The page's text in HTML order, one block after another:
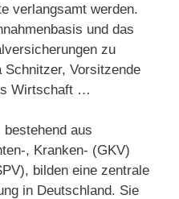
verlangsamt werden.
und das
zu
Schnitzer, Vorsitzende
Wirtschaft …
aus
, Kranken- (GKV)
bilden eine zentrale
in Deutschland. Sie